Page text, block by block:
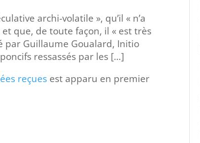
archi-volatile », qu’il « n’a
que, de toute façon, il « est très
par Guillaume Goualard, Initio
ressassés par les […]
reçues est apparu en premier